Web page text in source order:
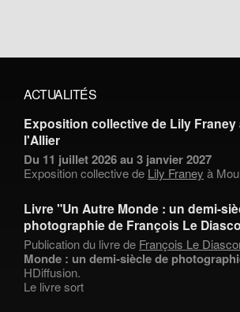
ACTUALITÉS
Exposition collective de Lily
l'Allier
Du 11 juillet 2026 au 3 janvier 2027
Exposition collective de Lily Franey à
Livre "Un Autre Monde : un demi-
photographie de François Le
Publication du livre de François Le
Monde : un demi-siècle de
HDiffusion.
Le livre sort